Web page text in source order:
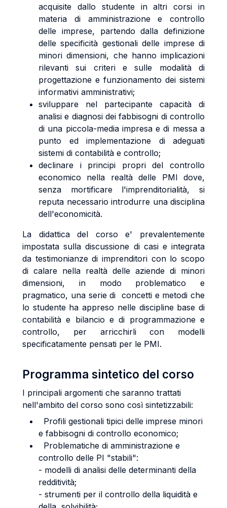
acquisite dallo studente in altri corsi in
materia di amministrazione e controllo
delle imprese, partendo dalla definizione
delle specificità gestionali delle imprese di
minori dimensioni, che hanno implicazioni
rilevanti sui criteri e sulle modalità di
progettazione e funzionamento dei sistemi
informativi amministrativi;
sviluppare nel partecipante capacità di
analisi e diagnosi dei fabbisogni di controllo
di una piccola-media impresa e di messa a
punto ed implementazione di adeguati
sistemi di contabilità e controllo;
declinare i principi propri del controllo
economico nella realtà delle PMI dove,
senza mortificare l'imprenditorialità, si
reputa necessario introdurre una disciplina
dell'economicità.
La didattica del corso e' prevalentemente
impostata sulla discussione di casi e integrata
da testimonianze di imprenditori con lo scopo
di calare nella realtà delle aziende di minori
dimensioni, in modo problematico e
pragmatico, una serie di concetti e metodi che
lo studente ha appreso nelle discipline base di
contabilità e bilancio e di programmazione e
controllo, per arricchirli con modelli
specificatamente pensati per le PMI.
Programma sintetico del corso
I principali argomenti che saranno trattati
nell'ambito del corso sono così sintetizzabili:
Profili gestionali tipici delle imprese minori
e fabbisogni di controllo economico;
Problematiche di amministrazione e
controllo delle PI "stabili":
- modelli di analisi delle determinanti della
redditività;
- strumenti per il controllo della liquidità e